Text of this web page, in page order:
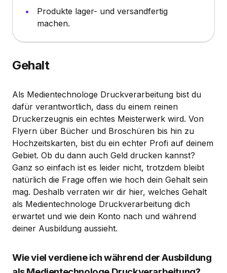
Produkte lager- und versandfertig
machen.
Gehalt
Als Medientechnologe Druckverarbeitung bist du
dafür verantwortlich, dass du einem reinen
Druckerzeugnis ein echtes Meisterwerk wird. Von
Flyern über Bücher und Broschüren bis hin zu
Hochzeitskarten, bist du ein echter Profi auf deinem
Gebiet. Ob du dann auch Geld drucken kannst?
Ganz so einfach ist es leider nicht, trotzdem bleibt
natürlich die Frage offen wie hoch dein Gehalt sein
mag. Deshalb verraten wir dir hier, welches Gehalt
als Medientechnologe Druckverarbeitung dich
erwartet und wie dein Konto nach und während
deiner Ausbildung aussieht.
Wie viel verdiene ich während der Ausbildung